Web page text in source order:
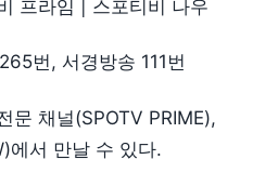
프라임 | 스포티비 나우
번, 서경방송 111번
문 채널(SPOTV PRIME),
에서 만날 수 있다.